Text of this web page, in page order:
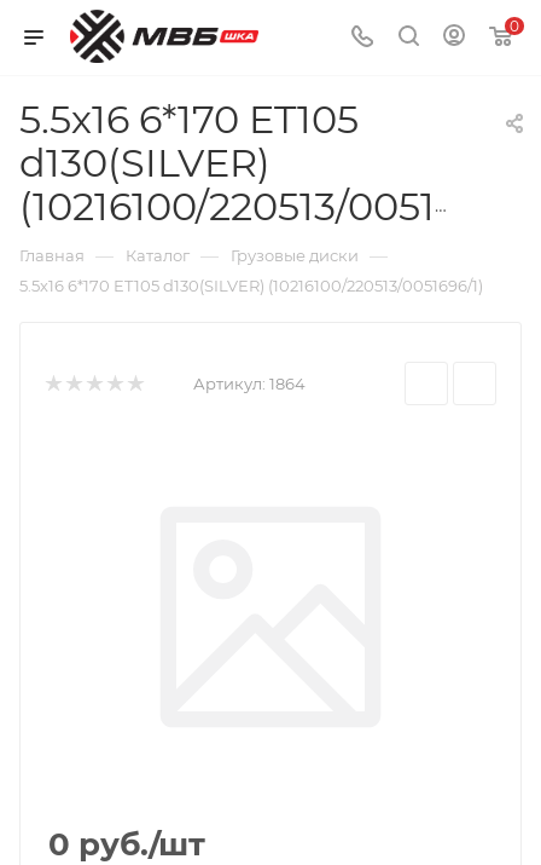
0
5.5х16 6*170 ET105
d130(SILVER)
(10216100/220513/0051696/1)
Главная — Каталог — Грузовые диски —
5.5х16 6*170 ET105 d130(SILVER) (10216100/220513/0051696/1)
Артикул: 1864
0 руб./шт